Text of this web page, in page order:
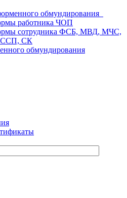
обмундирования
работника ЧОП
сотрудника ФСБ, МВД, МЧС,
СК
обмундирования